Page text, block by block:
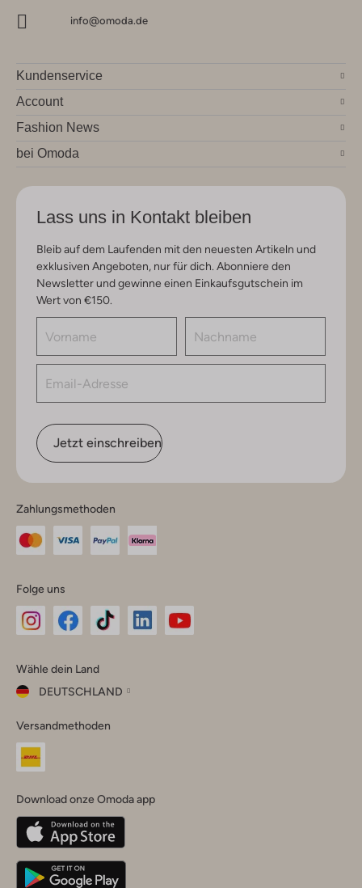
info@omoda.de
Kundenservice
Account
Fashion News
bei Omoda
Lass uns in Kontakt bleiben
Bleib auf dem Laufenden mit den neuesten Artikeln und
exklusiven Angeboten, nur für dich. Abonniere den
Newsletter und gewinne einen Einkaufsgutschein im
Wert von €150.
Jetzt einschreiben
Zahlungsmethoden
Folge uns
Instagram
Facebook
TikTok
Wähle dein Land
DEUTSCHLAND
dein
Land
Belgique(Français)
Deutschland
Versandmethoden
Download onze Omoda app